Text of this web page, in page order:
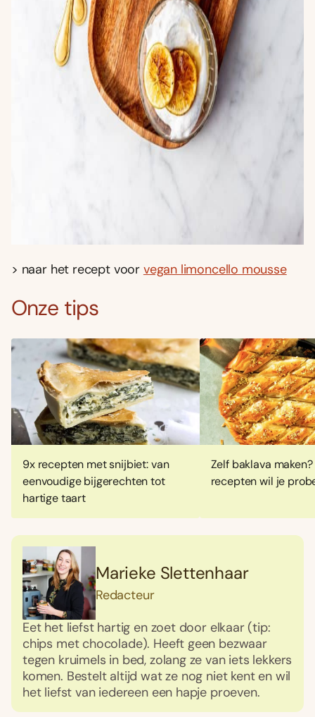
> naar het recept voor vegan limoncello mousse
Onze tips
9x recepten met snijbiet: van
eenvoudige bijgerechten tot
hartige taart
Zelf baklava
recepten wil je
Marieke Slettenhaar
Redacteur
Eet het liefst hartig en zoet door elkaar (tip:
chips met chocolade). Heeft geen bezwaar
tegen kruimels in bed, zolang ze van iets lekkers
komen. Bestelt altijd wat ze nog niet kent en wil
het liefst van iedereen een hapje proeven.